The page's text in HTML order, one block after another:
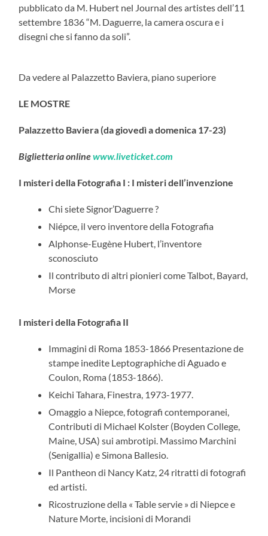
pubblicato da M. Hubert nel Journal des artistes dell’11
settembre 1836 “M. Daguerre, la camera oscura e i
disegni che si fanno da soli”.
Da vedere al Palazzetto Baviera, piano superiore
LE MOSTRE
Palazzetto Baviera (da giovedì a domenica 17-23)
Biglietteria onlinewww.liveticket.com
I misteri della Fotografia I : I misteri dell’invenzione
Chi siete Signor’Daguerre ?
Niépce, il vero inventore della Fotografia
Alphonse-Eugène Hubert, l’inventore
sconosciuto
Il contributo di altri pionieri come Talbot, Bayard,
Morse
I misteri della Fotografia II
Immagini di Roma 1853-1866 Presentazione de
stampe inedite Leptographiche di Aguado e
Coulon, Roma (1853-1866).
Keichi Tahara, Finestra, 1973-1977.
Omaggio a Niepce, fotografi contemporanei,
Contributi di Michael Kolster (Boyden College,
Maine, USA) sui ambrotipi. Massimo Marchini
(Senigallia) e Simona Ballesio.
Il Pantheon di Nancy Katz, 24 ritratti di fotografi
ed artisti.
Ricostruzione della « Table servie » di Niepce e
Nature Morte, incisioni di Morandi